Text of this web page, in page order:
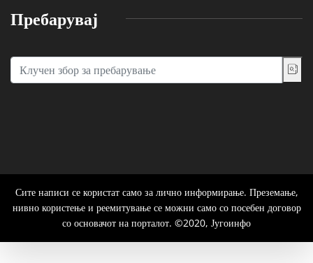
Пребарувај
Сите написи се користат само за лично информирање. Преземање,
нивно користење и реемитување се можни само со посебен договор
со основачот на порталот. ©2020, Југоинфо